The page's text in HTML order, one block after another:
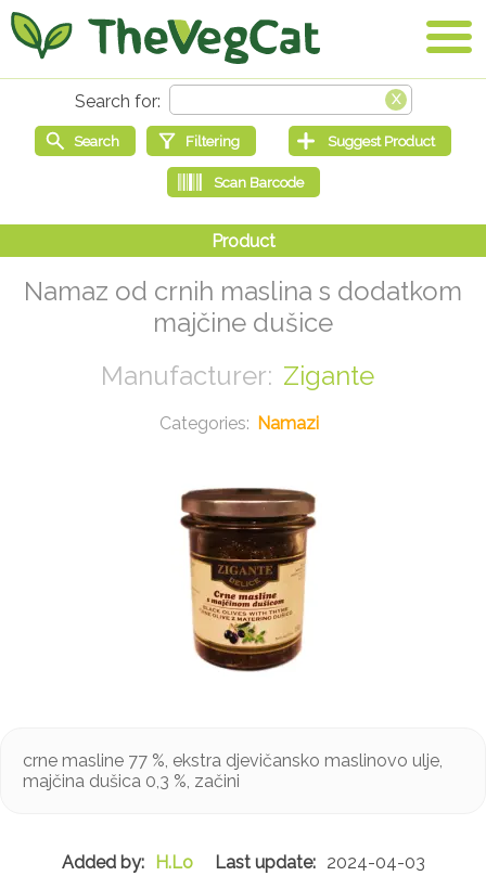
Namaz od crnih maslina s dodatkom
majčine dušice
Zigante
Namazi
crne masline 77 %, ekstra djevičansko maslinovo ulje,
majčina dušica 0,3 %, začini
H.Lo 2024-04-03